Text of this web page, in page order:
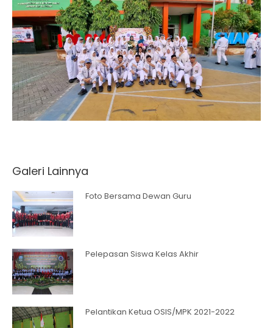
Galeri Lainnya
Foto Bersama Dewan Guru
Pelepasan Siswa Kelas Akhir
Pelantikan Ketua OSIS/MPK 2021-2022